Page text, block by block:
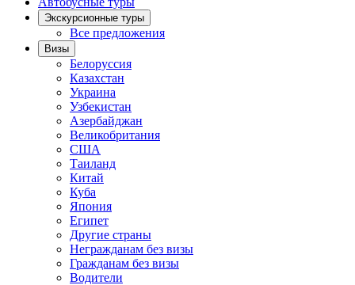
Экскурсионные туры
Все предложения
Визы
Белоруссия
Казахстан
Украина
Узбекистан
Азербайджан
Великобритания
США
Таиланд
Китай
Куба
Япония
Египет
Другие страны
Негражданам без визы
Гражданам без визы
Водители